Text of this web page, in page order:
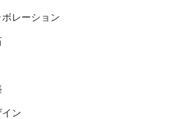
ボレーション
ン